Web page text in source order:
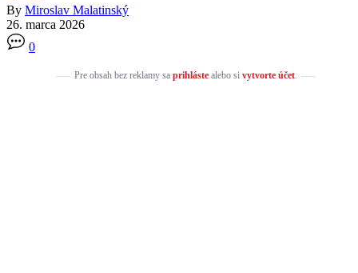
By Miroslav Malatinský
26. marca 2026
0
Pre obsah bez reklamy sa prihlástealebo si vytvorte účet.